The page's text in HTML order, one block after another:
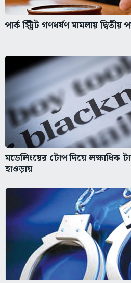
পার্ক স্ট্রিট গণধর্ষণ মামলায় দ্বিতীয়
মডেলিংয়ের টোপ দিয়ে লক্ষাধিক
হাওড়ায়